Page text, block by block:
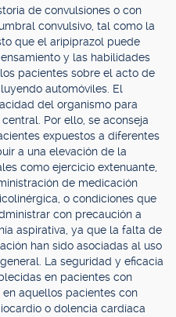
de convulsiones o con
convulsivo, tal como la
que el aripiprazol puede
y las habilidades
pacientes sobre el acto de
automóviles. El
del organismo para
Por ello, se aconseja
expuestos a diferentes
a una elevación de la
como ejercicio extenuante,
de medicación
o condiciones que
con precaución a
aspirativa, ya que la falta de
han sido asociadas al uso
La seguridad y eficacia
en pacientes con
aquellos pacientes con
o dolencia cardíaca